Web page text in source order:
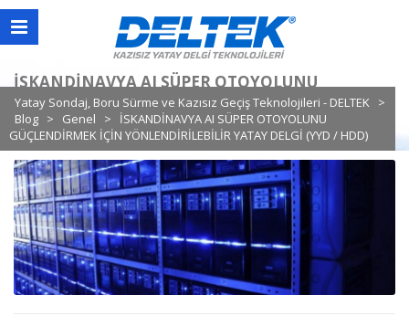
İSKANDİNAVYA AI SÜPER OTOYOLUNU
GÜÇLENDİRMEK İÇİN YÖNLENDİRİLEBİLİR
YATAY DELGİ (YYD / HDD)
Yatay Sondaj, Boru Sürme ve Kazısız Geçiş Teknolojileri - DELTEK >
Blog > Genel >
İSKANDİNAVYA AI SÜPER OTOYOLUNU
GÜÇLENDİRMEK İÇİN YÖNLENDİRİLEBİLİR YATAY DELGİ (YYD / HDD)